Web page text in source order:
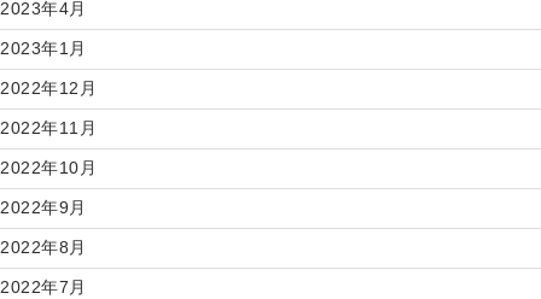
2023年4月
2023年1月
2022年12月
2022年11月
2022年10月
2022年9月
2022年8月
2022年7月